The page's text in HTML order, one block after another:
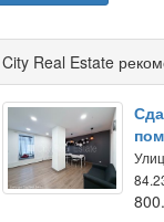
City Real Estate